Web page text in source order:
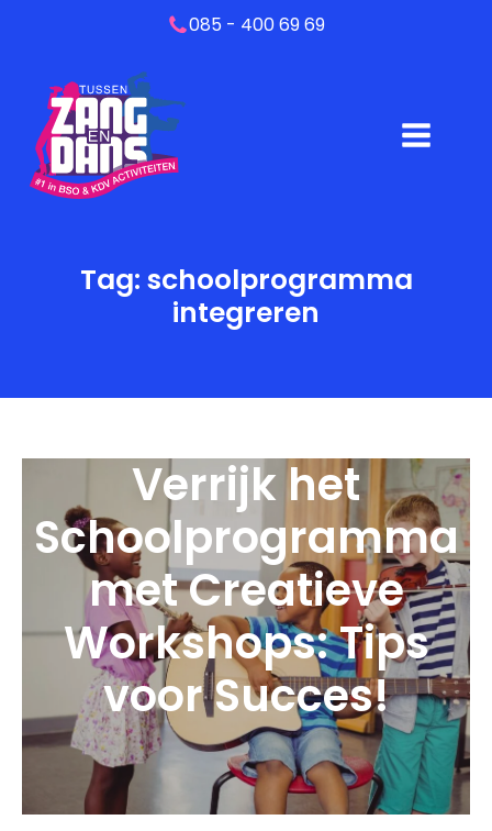
085 - 400 69 69
Tag: schoolprogramma
integreren
Verrijk het
Schoolprogramma
met Creatieve
Workshops: Tips
voor Succes!